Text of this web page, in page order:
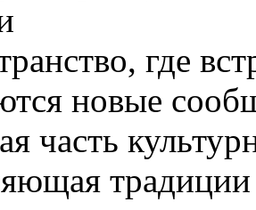
где
новые
часть